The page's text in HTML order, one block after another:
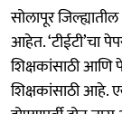
सोलापूर
आहेत. ‘टीईटी’चा
शिक्षकांसाठी आणि
शिक्षकांसाठी आहे.